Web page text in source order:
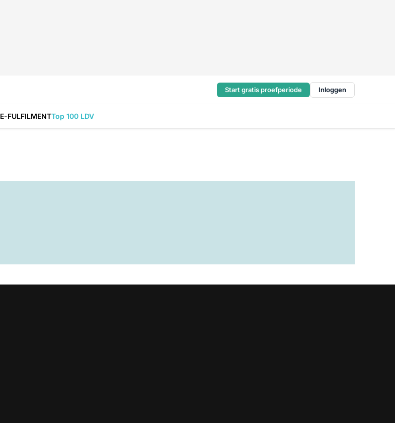
Start gratis proefperiode Inloggen
E-FULFILMENTTop 100 LDV